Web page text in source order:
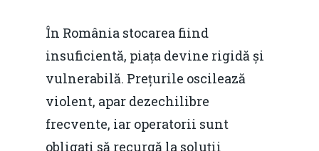
În România stocarea fiind
insuficientă, piața devine rigidă și
vulnerabilă. Prețurile oscilează
violent, apar dezechilibre
frecvente, iar operatorii sunt
obligați să recurgă la soluții
Redresare vs.
Fiscalitate pentru o
predictibilitate,
concurență.
Email: